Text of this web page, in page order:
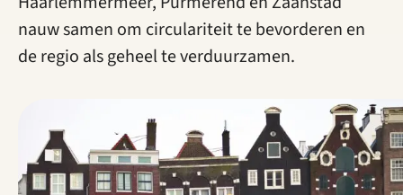
nauw samen om circulariteit te bevorderen en
de regio als geheel te verduurzamen.